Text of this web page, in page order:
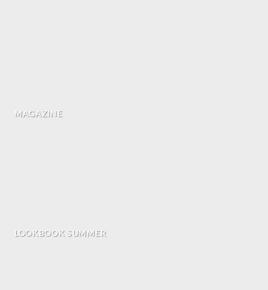
MAGAZINE
LOOKBOOK SUMMER